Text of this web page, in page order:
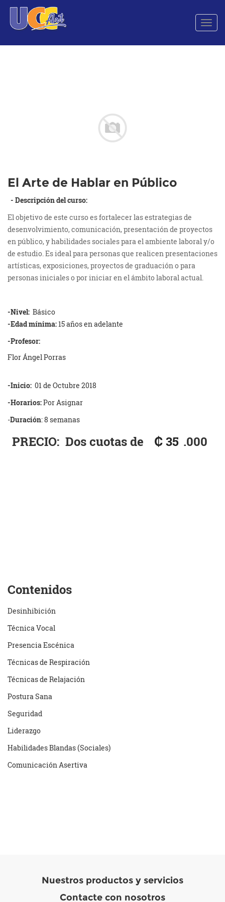
Menú
de
El Arte de Hablar en Público
- Descripción del curso:
El objetivo de este curso es fortalecer las estrategias de
desenvolvimiento, comunicación, presentación de proyectos
en público, y habilidades sociales para el ambiente laboral y/o
de estudio. Es ideal para personas que realicen presentaciones
artísticas, exposiciones, proyectos de graduación o para
personas iniciales o por iniciar en el ámbito laboral actual.
-Nivel: Básico
-Edad mínima:15 años en adelante
-Profesor:
Flor Ángel Porras
-Inicio: 01 de Octubre 2018
-Horarios:Por Asignar
-Duración: 8 semanas
PRECIO: Dos cuotas de ₡ 35 .000
Contenidos
Desinhibición
Técnica Vocal
Presencia Escénica
Técnicas de Respiración
Técnicas de Relajación
Postura Sana
Seguridad
Liderazgo
Habilidades Blandas (Sociales)
Comunicación Asertiva
Nuestros productos y servicios
Contacte con nosotros